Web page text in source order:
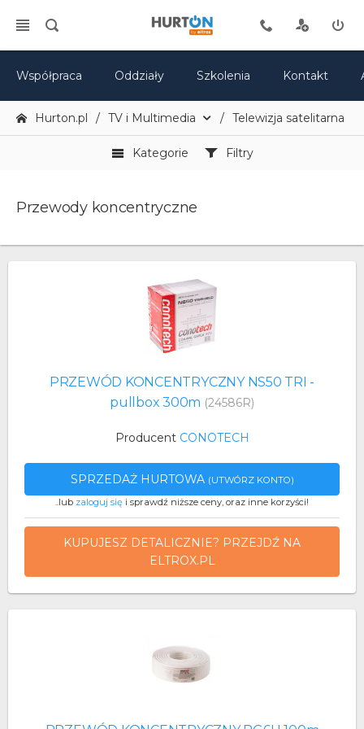
Współpraca Oddziały Szkolenia Kontakt
Hurton.pl TV i Multimedia Telewizja satelitarna -
Kategorie Filtry
Przewody koncentryczne
PRZEWÓD KONCENTRYCZNY NS50 TRI -
pullbox 300m (24586R)
Producent CONOTECH
SPRZEDAŻ HURTOWA (UTWÓRZ KONTO)
..lub zaloguj się i sprawdź niższe ceny, oraz inne korzyści!
KUPUJESZ DETALICZNIE? PRZEJDŹ NA
ELTROX.PL